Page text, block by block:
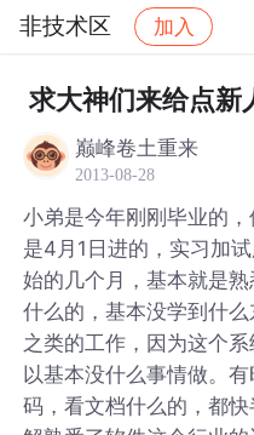
非技术区 加入
社区 非技术区 帖
求大神们来给点新
巅峰卷土重来
2013-08-28
小弟是今年刚刚毕业的
是4月1日进的，实习加
始的几个月，基本就是
什么的，基本没学到什
之类的工作，因为这个
以基本没什么事情做。
码，看文档什么的，都